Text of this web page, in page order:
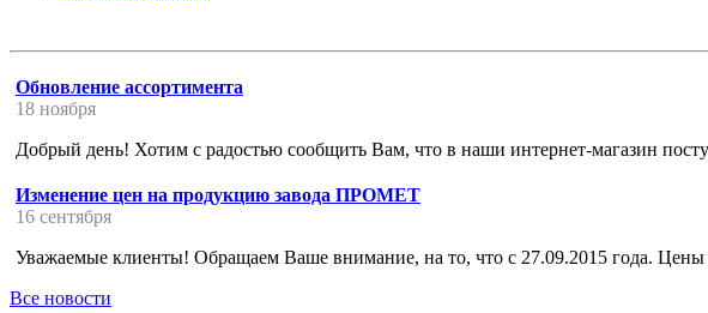
Обновление ассортимента
18 ноября
Добрый день! Хотим с радостью сообщить Вам, что в наши интернет-магазин
Изменение цен на продукцию завода ПРОМЕТ
16 сентября
Уважаемые клиенты! Обращаем Ваше внимание, на то, что с 27.09.2015 года.
Все новости